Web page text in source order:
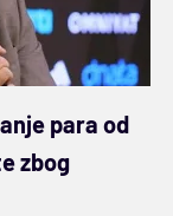
para od
zbog